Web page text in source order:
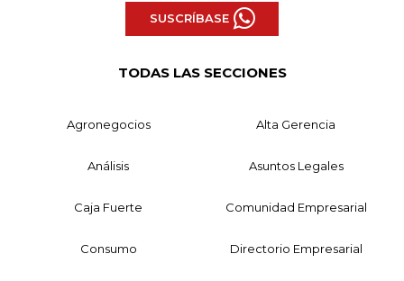
SUSCRÍBASE
TODAS LAS SECCIONES
Agronegocios Alta Gerencia
Análisis Asuntos Legales
Caja Fuerte Comunidad Empresarial
Consumo Directorio Empresarial